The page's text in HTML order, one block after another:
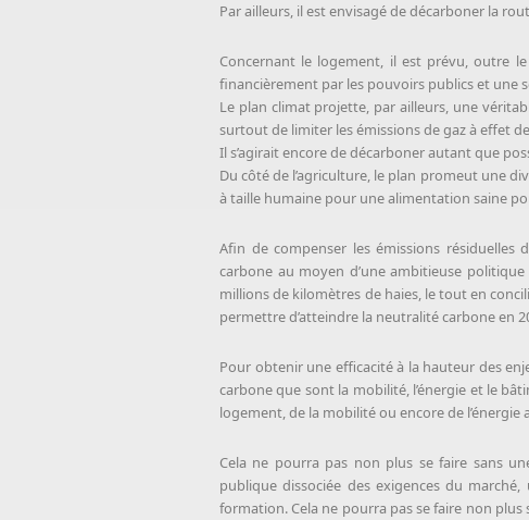
Par ailleurs, il est envisagé de décarboner la
Concernant le logement, il est prévu, outre
financièrement par les pouvoirs publics et une
Le plan climat projette, par ailleurs, une
surtout de limiter les émissions de gaz à effet
Il s’agirait encore de décarboner autant que
Du côté de l’agriculture, le plan promeut une
à taille humaine pour une alimentation saine
Afin de compenser les émissions résiduelles
carbone au moyen d’une ambitieuse
millions de kilomètres de haies, le tout en
permettre d’atteindre la neutralité carbone en
Pour obtenir une efficacité à la hauteur des
carbone que sont la mobilité, l’énergie et le
logement, de la mobilité ou encore de
Cela ne pourra pas non plus se faire sans
publique dissociée des exigences du
formation. Cela ne pourra pas se faire non